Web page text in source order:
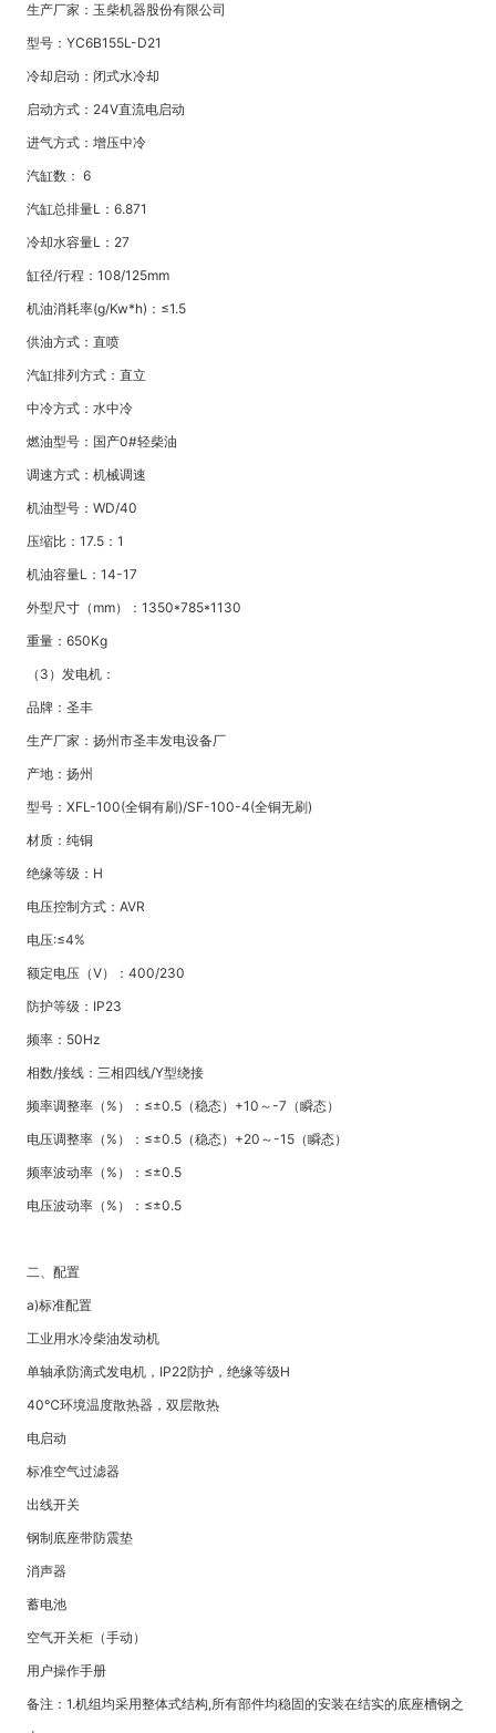
生产厂家：玉柴机器股份有限公司
型号：YC6B155L-D21
冷却启动：闭式水冷却
启动方式：24V直流电启动
进气方式：增压中冷
汽缸数： 6
汽缸总排量L：6.871
冷却水容量L：27
缸径/行程：108/125mm
机油消耗率(g/Kw*h)：≤1.5
供油方式：直喷
汽缸排列方式：直立
中冷方式：水中冷
燃油型号：国产0#轻柴油
调速方式：机械调速
机油型号：WD/40
压缩比：17.5：1
机油容量L：14-17
外型尺寸（mm）：1350*785*1130
重量：650Kg
（3）发电机：
品牌：圣丰
生产厂家：扬州市圣丰发电设备厂
产地：扬州
型号：XFL-100(全铜有刷)/SF-100-4(全铜无刷)
材质：纯铜
绝缘等级：H
电压控制方式：AVR
电压:≤4%
额定电压（V）：400/230
防护等级：IP23
频率：50Hz
相数/接线：三相四线/Y型绕接
频率调整率（%）：≤±0.5（稳态）+10～-7（瞬态）
电压调整率（%）：≤±0.5（稳态）+20～-15（瞬态）
频率波动率（%）：≤±0.5
电压波动率（%）：≤±0.5
二、配置
a)标准配置
工业用水冷柴油发动机
单轴承防滴式发电机，IP22防护，绝缘等级H
40℃环境温度散热器，双层散热
电启动
标准空气过滤器
出线开关
钢制底座带防震垫
消声器
蓄电池
空气开关柜（手动）
用户操作手册
备注：1.机组均采用整体式结构,所有部件均稳固的安装在结实的底座槽钢之